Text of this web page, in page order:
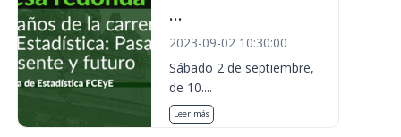
...
2023-09-02 10:30:00
Sábado 2 de septiembre,
de 10....
Leer más